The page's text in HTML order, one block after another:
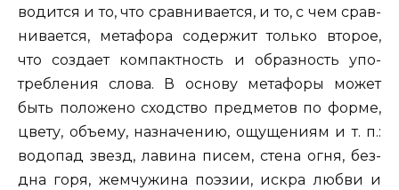
во­дит­ся и то, что срав­ни­ва­ет­ся, и то, с чем срав­
ни­ва­ет­ся, ме­та­фо­ра со­дер­жит толь­ко вто­рое,
что со­зда­ет ком­пакт­ность и об­раз­ность упо­
треб­ле­ния слова. В ос­но­ву ме­та­фо­ры может
быть по­ло­же­но сход­ство пред­ме­тов по форме,
цвету, объ­е­му, на­зна­че­нию, ощу­ще­ни­ям и т. п.:
во­до­пад звезд, ла­ви­на писем, стена огня, без­
дна горя, жем­чу­жи­на по­э­зии, искра любви и